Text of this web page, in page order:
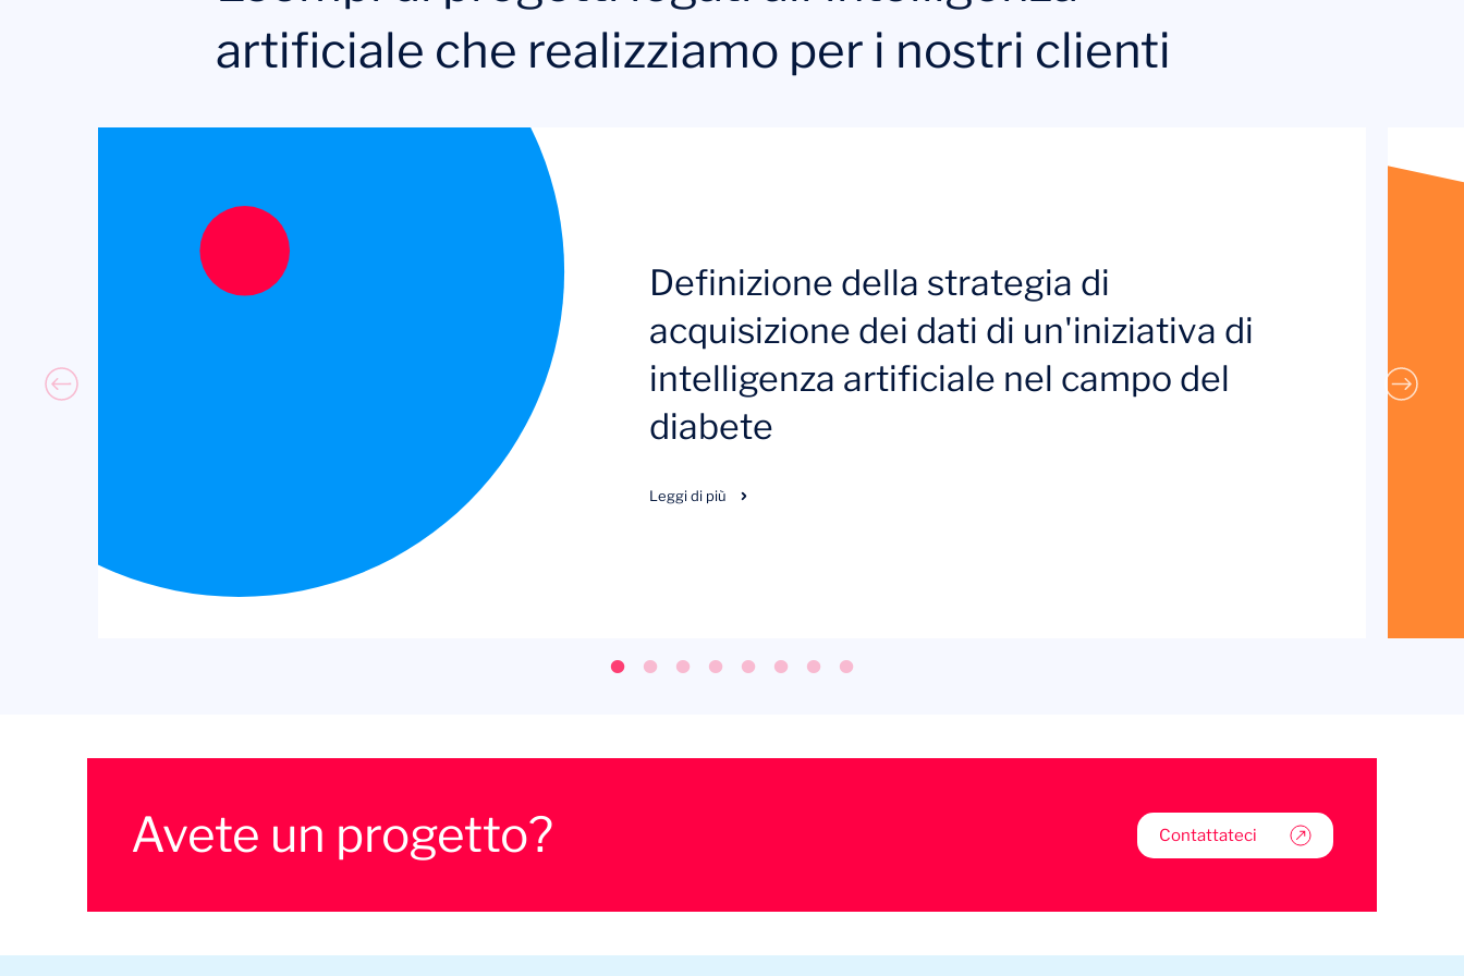
artificiale che realizziamo per i nostri clienti
Definizione della strategia di
acquisizione dei dati di un'iniziativa di
intelligenza artificiale nel campo del
diabete
Leggi di più
Avete un progetto? Contattateci